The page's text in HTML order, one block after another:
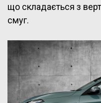
що складається з
смуг.